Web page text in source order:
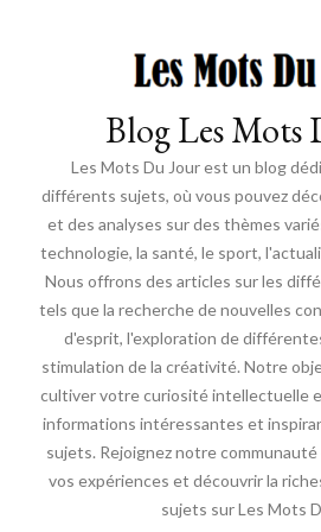
Blog Les Mots
Les Mots Du Jour est un blog
différents sujets, où vous pouvez
et des analyses sur des thèmes
technologie, la santé, le sport,
Nous offrons des articles sur les
tels que la recherche de nouvelles
d'esprit, l'exploration de
stimulation de la créativité. Notre
cultiver votre curiosité intellectuelle
informations intéressantes et
sujets. Rejoignez notre
vos expériences et découvrir la
sujets sur Les Mots